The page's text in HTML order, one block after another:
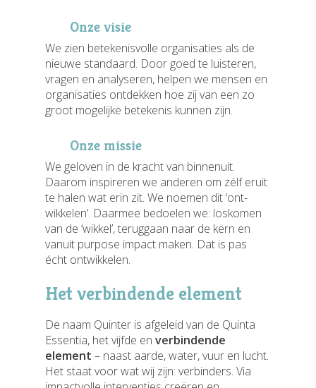
Onze visie
We zien betekenisvolle organisaties als de
nieuwe standaard. Door goed te luisteren,
vragen en analyseren, helpen we mensen en
organisaties ontdekken hoe zij van een zo
groot mogelijke betekenis kunnen zijn.
Onze missie
We geloven in de kracht van binnenuit.
Daarom inspireren we anderen om zélf eruit
te halen wat erin zit. We noemen dit ‘ont-
wikkelen’. Daarmee bedoelen we: loskomen
van de ‘wikkel’, teruggaan naar de kern en
vanuit purpose impact maken. Dat is pas
écht ontwikkelen.
Het verbindende element
De naam Quinter is afgeleid van de Quinta
Essentia, het vijfde enverbindende
element – naast aarde, water, vuur en lucht.
Het staat voor wat wij zijn: verbinders. Via